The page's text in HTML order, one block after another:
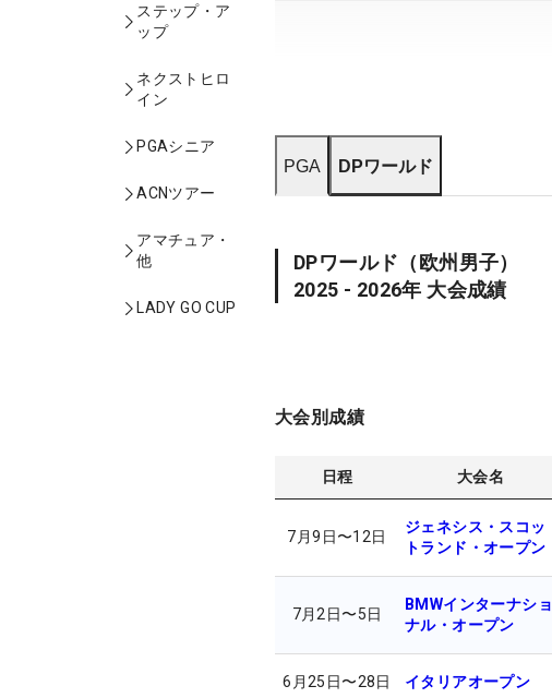
ステップ・ア
ップ
ネクストヒロ
イン
PGAシニア
ACNツアー
アマチュア・
他
LADY GO CUP
PGA DPワールド
DPワールド （欧州男子）
2025 - 2026年 大会成績
大会別成績
日程 大会名
7月9日〜12日
ジェネシス・スコッ
トランド・オープン
7月2日〜5日
BMWインターナショ
ナル・オープン
6月25日〜28日 イタリアオープン